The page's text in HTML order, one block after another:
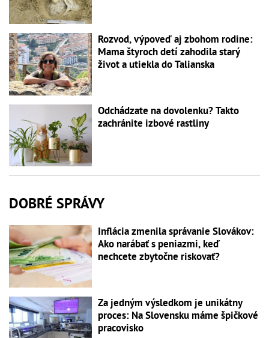
Rozvod, výpoveď aj zbohom rodine:
Mama štyroch detí zahodila starý
život a utiekla do Talianska
Odchádzate na dovolenku? Takto
zachránite izbové rastliny
DOBRÉ SPRÁVY
Inflácia zmenila správanie Slovákov:
Ako narábať s peniazmi, keď
nechcete zbytočne riskovať?
Za jedným výsledkom je unikátny
proces: Na Slovensku máme špičkové
pracovisko